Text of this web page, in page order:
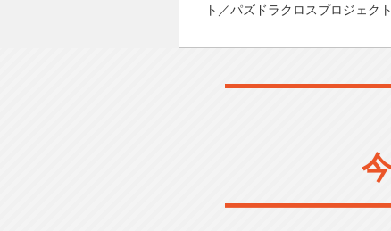
ト／パズドラクロスプロジェク